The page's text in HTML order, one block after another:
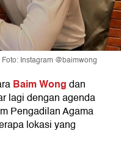
Instagram @baimwong
Baim Wongdan
lagi dengan agenda
Pengadilan Agama
lokasi yang